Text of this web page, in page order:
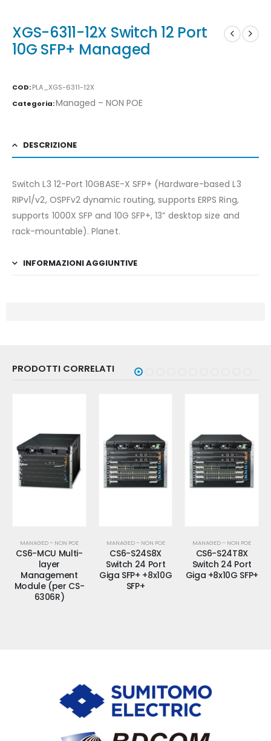
XGS-6311-12X Switch 12 Port
10G SFP+ Managed
COD:PLA_XGS-6311-12X
Categoria:Managed – NON POE
DESCRIZIONE
Switch L3 12-Port 10GBASE-X SFP+ (Hardware-based L3
RIPv1/v2, OSPFv2 dynamic routing, supports ERPS Ring,
supports 1000X SFP and 10G SFP+, 13” desktop size and
rack-mountable). Planet.
INFORMAZIONI AGGIUNTIVE
PRODOTTI CORRELATI
MANAGED – NON POE
CS6-MCU Multi-
layer
Management
Module (per CS-
6306R)
MANAGED – NON POE
CS6-S24S8X
Switch 24 Port
Giga SFP+ +8x10G
SFP+
MANAGED – NON POE
CS6-S24T8X
Switch 24 Port
Giga +8x10G SFP+